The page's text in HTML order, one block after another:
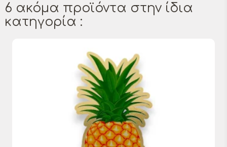
6 ακόμα προϊόντα στην ίδια
κατηγορία :